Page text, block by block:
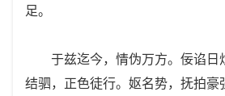
足。
于兹迄今，情伪万方。佞谄日
结驷，正色徒行。妪名势，抚拍